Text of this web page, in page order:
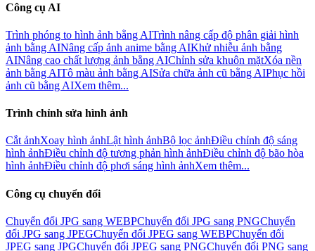
Công cụ AI
Trình phóng to hình ảnh bằng AITrình nâng cấp độ phân giải hình
ảnh bằng AINâng cấp ảnh anime bằng AIKhử nhiễu ảnh bằng
AINâng cao chất lượng ảnh bằng AIChỉnh sửa khuôn mặtXóa nền
ảnh bằng AITô màu ảnh bằng AISửa chữa ảnh cũ bằng AIPhục hồi
ảnh cũ bằng AIXem thêm...
Trình chỉnh sửa hình ảnh
Cắt ảnhXoay hình ảnhLật hình ảnhBộ lọc ảnhĐiều chỉnh độ sáng
hình ảnhĐiều chỉnh độ tương phản hình ảnhĐiều chỉnh độ bão hòa
hình ảnhĐiều chỉnh độ phơi sáng hình ảnhXem thêm...
Công cụ chuyển đổi
Chuyển đổi JPG sang WEBPChuyển đổi JPG sang PNGChuyển
đổi JPG sang JPEGChuyển đổi JPEG sang WEBPChuyển đổi
JPEG sang JPGChuyển đổi JPEG sang PNGChuyển đổi PNG sang